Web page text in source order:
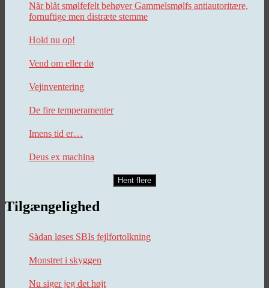
Når blåt smølfefelt behøver Gammelsmølfs antiautoritære,
fornuftige men distræte stemme
Hold nu op!
Vend om eller dø
Vejinventering
De fire temperamenter
Imens tid er…
Deus ex machina
Hent flere
Tilgængelighed
Sådan løses SBIs fejlfortolkning
Monstret i skyggen
Nu siger jeg det højt